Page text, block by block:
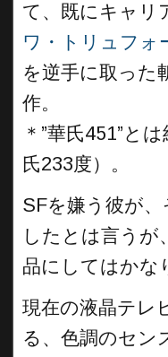
て、既にキャリ
ワ・トリュフォ
を逆手に取った
作。
＊”華氏451”と
氏233度）。
SFを嫌う彼が
したとは言うが
品にしてはかな
現在の液晶テレ
る、色調のセン